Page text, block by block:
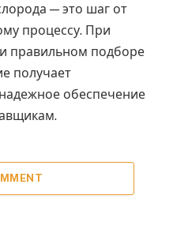
— это шаг от
процессу. При
правильном подборе
получает
обеспечение